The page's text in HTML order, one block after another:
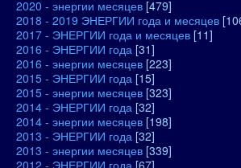
2020 - энергии месяцев [479]
2018 - 2019 ЭНЕРГИИ года и месяцев
2017 - ЭНЕРГИИ года и месяцев [11]
2016 - ЭНЕРГИИ года [31]
2016 - энергии месяцев [223]
2015 - ЭНЕРГИИ года [15]
2015 - энергии месяцев [323]
2014 - ЭНЕРГИИ года [32]
2014 - энергии месяцев [198]
2013 - ЭНЕРГИИ года [32]
2013 - энергии месяцев [339]
2012 - ЭНЕРГИИ года [67]